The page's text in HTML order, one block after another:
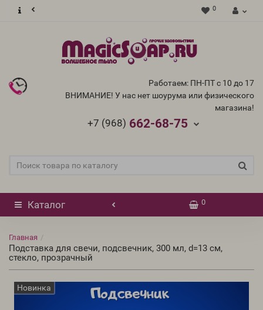
0
Работаем: ПН-ПТ с 10 до 17
ВНИМАНИЕ! У нас нет шоурума или физического
магазина!
+7 (968) 662-68-75
Каталог 0
Главная
Подставка для свечи, подсвечник, 300 мл, d=13 см,
стекло, прозрачный
Новинка